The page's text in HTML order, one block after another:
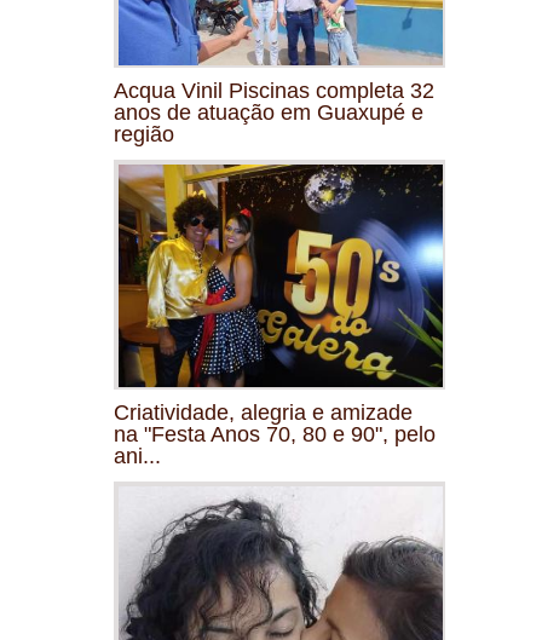
Acqua Vinil Piscinas completa 32
anos de atuação em Guaxupé e
região
Criatividade, alegria e amizade
na "Festa Anos 70, 80 e 90", pelo
ani...